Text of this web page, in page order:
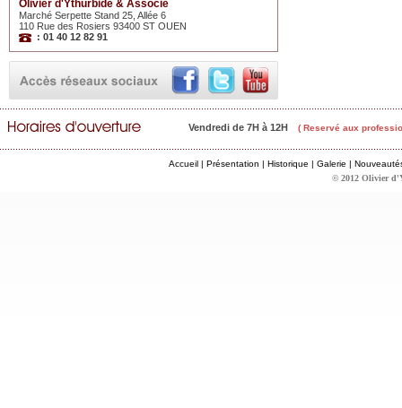
Olivier d'Ythurbide & Associé
Marché Serpette Stand 25, Allée 6
110 Rue des Rosiers 93400 ST OUEN
: 01 40 12 82 91
Vendredi de 7H à 12H ( Reservé aux
Accueil | Présentation | Historique | Galerie |
© 2012 Olivier